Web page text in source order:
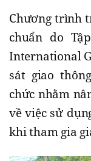
Chương trình
chuẩn do
International
sát giao
chức nhằm
về việc sử
khi tham gia